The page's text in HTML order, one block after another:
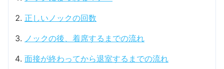
正しいノックの回数
ノックの後、着席するまでの流れ
面接が終わってから退室するまでの流れ